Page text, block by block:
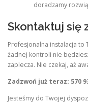
doradzamy
Skontaktuj się
Profesjonalna instalacja to
żadnej kontroli nie
zaplecza. Nie czekaj, aż
Zadzwoń już teraz: 570
Jesteśmy do Twojej